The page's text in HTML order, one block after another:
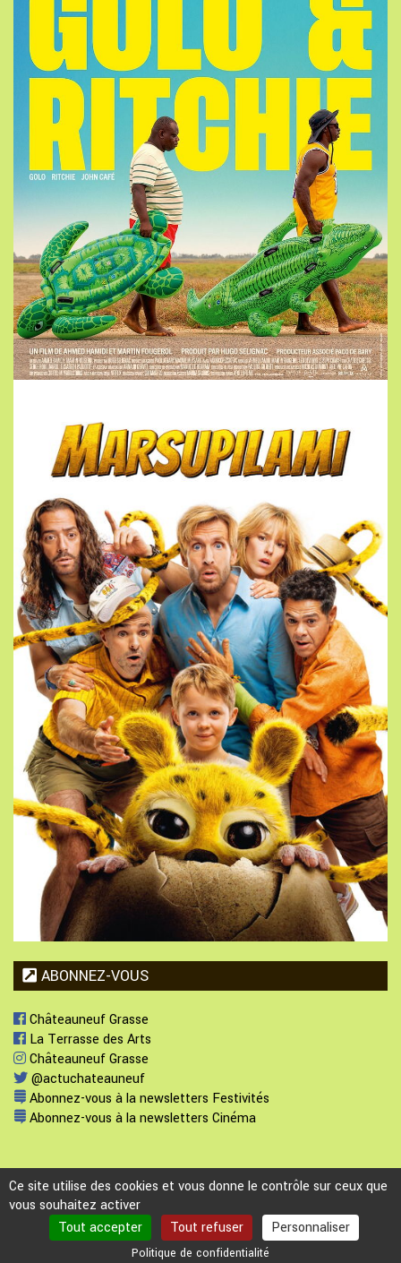
ABONNEZ-VOUS
Châteauneuf Grasse
La Terrasse des Arts
Châteauneuf Grasse
@actuchateauneuf
Abonnez-vous à la newsletters Festivités
Abonnez-vous à la newsletters Cinéma
Plan du site-
Webmaster :
webmaster@ville-chateauneuf.fr
Dernière modification : Saturday 25 July 2026 à 14:03
En cas de problème d'accessibilité, merci de contacter le webmaster.
Ce site utilise des cookies et vous donne le contrôle sur ceux que
vous souhaitez activer
Tout accepter
Tout refuser Personnaliser
Politique de confidentialité